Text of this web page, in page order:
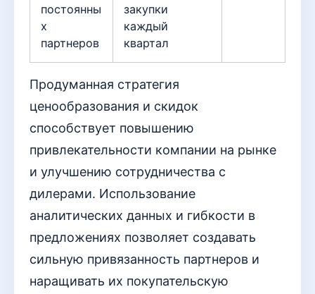
постоянны
х
партнеров
закупки
каждый
квартал
Продуманная стратегия
ценообразования и скидок
способствует повышению
привлекательности компании на рынке
и улучшению сотрудничества с
дилерами. Использование
аналитических данных и гибкости в
предложениях позволяет создавать
сильную привязанность партнеров и
наращивать их покупательскую